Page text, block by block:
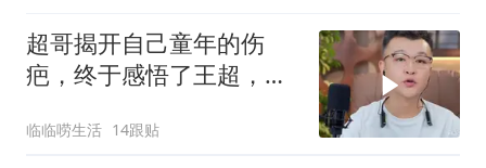
超哥揭开自己童年的伤
疤，终于感悟了王超，他
临临唠生活 14跟贴